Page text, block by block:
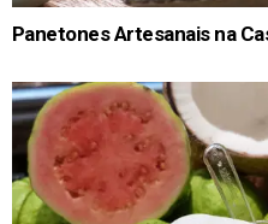
Panetones Artesanais na